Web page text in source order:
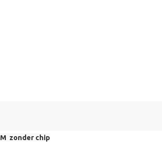
zonder chip